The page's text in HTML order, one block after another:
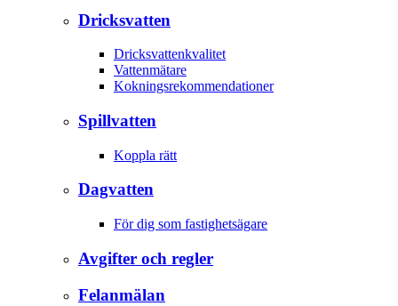
Dricksvatten
Dricksvattenkvalitet
Vattenmätare
Kokningsrekommendationer
Spillvatten
Koppla rätt
Dagvatten
För dig som fastighetsägare
Avgifter och regler
Felanmälan